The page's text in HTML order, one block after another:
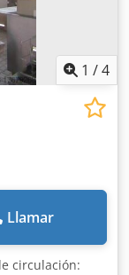
1 /4
Llamar
circulación: